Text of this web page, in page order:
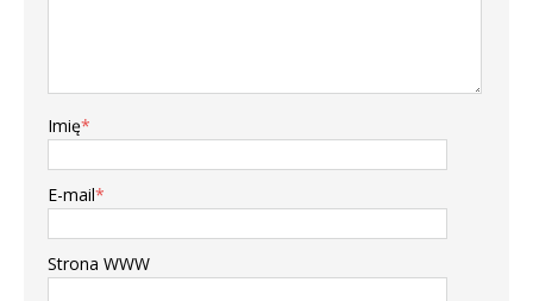
Imię*
E-mail*
Strona WWW